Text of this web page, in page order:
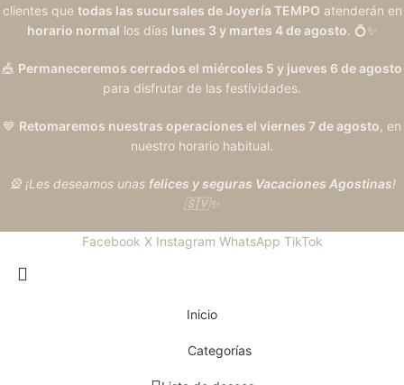
clientes que todas las sucursales de Joyería TEMPO atenderán en
horario normal los días lunes 3 y martes 4 de agosto. 💍✨
🎪 Permaneceremos cerrados el miércoles 5 y jueves 6 de agosto
para disfrutar de las festividades.
💙 Retomaremos nuestras operaciones el viernes 7 de agosto, en
nuestro horario habitual.
🎡 ¡Les deseamos unas felices y seguras Vacaciones Agostinas!
🇸🇻✨
Facebook X Instagram WhatsApp TikTok
Inicio
Categorías